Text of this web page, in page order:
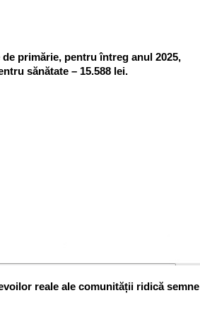
primărie, pentru întreg anul 2025,
sănătate – 15.588 lei.
reale ale comunității ridică semne